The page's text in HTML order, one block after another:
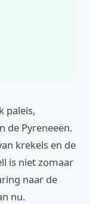
paleis,
de Pyreneeën.
krekels en de
is niet zomaar
naar de
nu.